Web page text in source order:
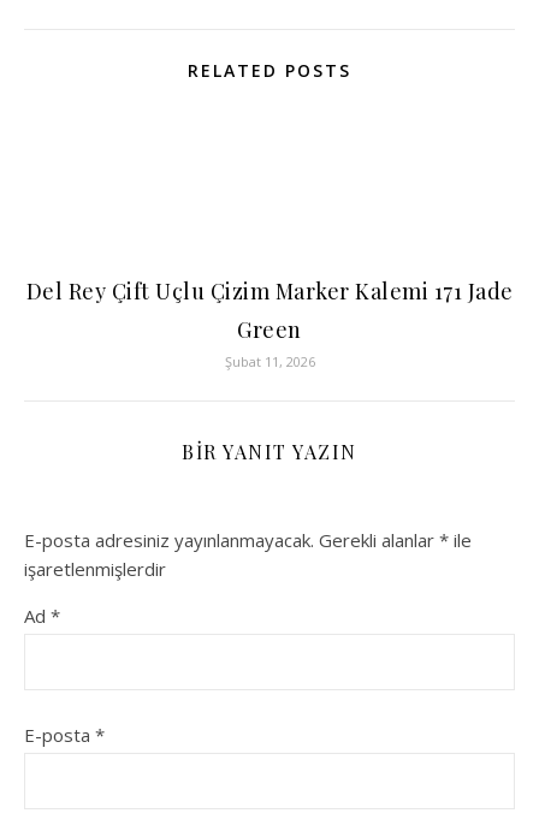
RELATED POSTS
Del Rey Çift Uçlu Çizim Marker Kalemi 171 Jade
Green
Şubat 11, 2026
BIR YANIT YAZIN
E-posta adresiniz yayınlanmayacak. Gerekli alanlar * ile
işaretlenmişlerdir
Ad *
E-posta *